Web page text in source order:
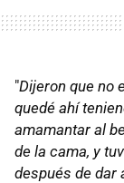
"Dijeron que no
quedé ahí
amamantar al
de la cama, y
después de dar